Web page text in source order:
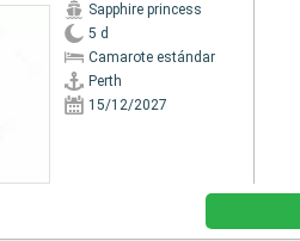
Sapphire princess
5 d
Camarote estándar
Perth
15/12/2027